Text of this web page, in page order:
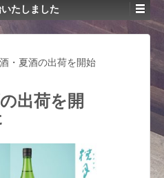
たしました
・夏酒の出荷を開始
出荷を開